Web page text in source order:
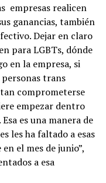
empresas realicen
ganancias, también
Dejar en claro
para LGBTs, dónde
en la empresa, si
trans
comprometerse
empezar dentro
es una manera de
les ha faltado a esas
el mes de junio”,
a esa